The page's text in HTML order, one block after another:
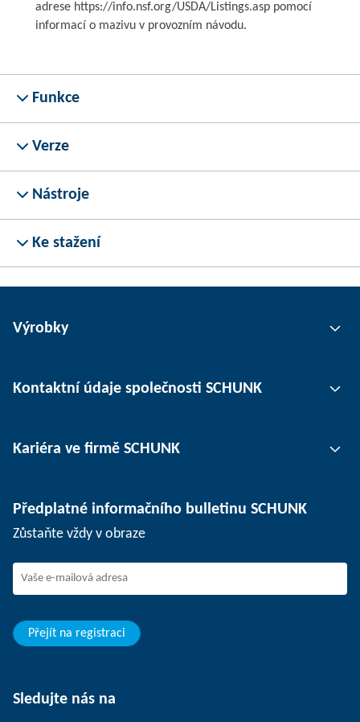
adrese https://info.nsf.org/USDA/Listings.asp pomocí
informací o mazivu v provozním návodu.
Funkce
Verze
Nástroje
Ke stažení
Výrobky
Automatizace
Upínání obrobků
Kontaktní údaje společnosti SCHUNK
Pobočky
Události
Kariéra ve firmě SCHUNK
SCHUNK jako zaměstnavatel
Nástup do firmy SCHUNK
Vaše výhody
Předplatné informačního bulletinu SCHUNK
Zůstaňte vždy v obraze
Přejít na registraci
Sledujte nás na